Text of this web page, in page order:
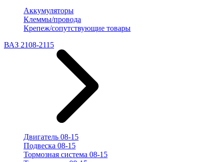
Аккумуляторы
Клеммы/провода
Крепеж/сопутствующие товары
ВАЗ 2108-2115
Двигатель 08-15
Подвеска 08-15
Тормозная система 08-15